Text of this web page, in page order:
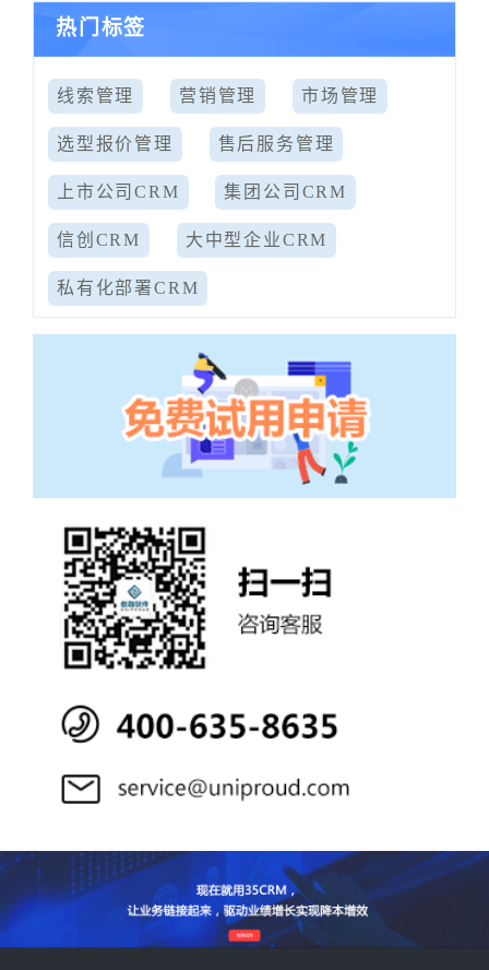
热门标签
线索管理 营销管理 市场管理
选型报价管理 售后服务管理
上市公司CRM 集团公司CRM
信创CRM 大中型企业CRM
私有化部署CRM